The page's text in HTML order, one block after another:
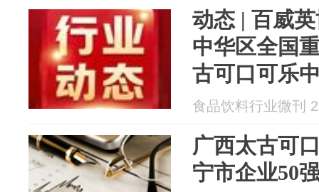
动态 | 百威
中华区全国
古可口可乐
食品饮料行业微刊
广西太古可
宁市企业50